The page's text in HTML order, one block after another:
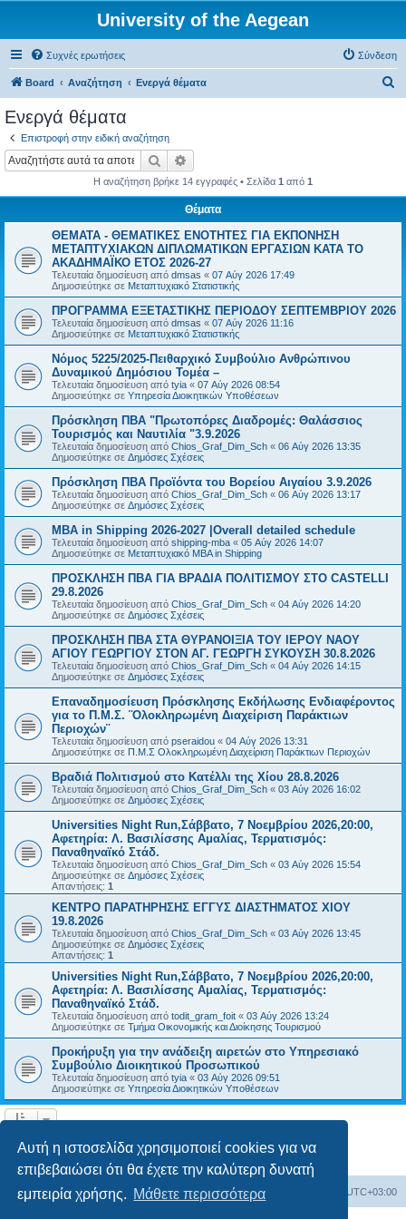
Αυτή η ιστοσελίδα χρησιμοποιεί cookies για να
επιβεβαιώσει ότι θα έχετε την καλύτερη δυνατή
εμπειρία χρήσης. Μάθετε περισσότερα
University of the Aegean
Συχνές ερωτήσεις Σύνδεση
Board Αναζήτηση Ενεργά θέματα
Ενεργά θέματα
Επιστροφή στην ειδική αναζήτηση
Αναζήτηση
Η αναζήτηση βρήκε 14 εγγραφές • Σελίδα 1 από 1
Θέματα
ΘΕΜΑΤΑ - ΘΕΜΑΤΙΚΕΣ ΕΝΟΤΗΤΕΣ ΓΙΑ ΕΚΠΟΝΗΣΗ
ΜΕΤΑΠΤΥΧΙΑΚΩΝ ΔΙΠΛΩΜΑΤΙΚΩΝ ΕΡΓΑΣΙΩΝ ΚΑΤΑ ΤΟ
ΑΚΑΔΗΜΑΪΚΟ ΕΤΟΣ 2026-27
Τελευταία δημοσίευση από dmsas « 07 Αύγ 2026 17:49
Δημοσιεύτηκε σε Μεταπτυχιακό Στατιστικής
ΠΡΟΓΡΑΜΜΑ ΕΞΕΤΑΣΤΙΚΗΣ ΠΕΡΙΟΔΟΥ ΣΕΠΤΕΜΒΡΙΟΥ 2026
Τελευταία δημοσίευση από dmsas « 07 Αύγ 2026 11:16
Δημοσιεύτηκε σε Μεταπτυχιακό Στατιστικής
Νόμος 5225/2025-Πειθαρχικό Συμβούλιο Ανθρώπινου
Δυναμικού Δημόσιου Τομέα –
Τελευταία δημοσίευση από tyia « 07 Αύγ 2026 08:54
Δημοσιεύτηκε σε Υπηρεσία Διοικητικών Υποθέσεων
Πρόσκληση ΠΒΑ "Πρωτοπόρες Διαδρομές: Θαλάσσιος
Τουρισμός και Ναυτιλία "3.9.2026
Τελευταία δημοσίευση από Chios_Graf_Dim_Sch « 06 Αύγ 2026 13:35
Δημοσιεύτηκε σε Δημόσιες Σχέσεις
Πρόσκληση ΠΒΑ Προϊόντα του Βορείου Αιγαίου 3.9.2026
Τελευταία δημοσίευση από Chios_Graf_Dim_Sch « 06 Αύγ 2026 13:17
Δημοσιεύτηκε σε Δημόσιες Σχέσεις
MBA in Shipping 2026-2027 |Overall detailed schedule
Τελευταία δημοσίευση από shipping-mba « 05 Αύγ 2026 14:07
Δημοσιεύτηκε σε Μεταπτυχιακό MBA in Shipping
ΠΡΟΣΚΛΗΣΗ ΠΒΑ ΓΙΑ ΒΡΑΔΙΑ ΠΟΛΙΤΙΣΜΟΥ ΣΤΟ CASTELLI
29.8.2026
Τελευταία δημοσίευση από Chios_Graf_Dim_Sch « 04 Αύγ 2026 14:20
Δημοσιεύτηκε σε Δημόσιες Σχέσεις
ΠΡΟΣΚΛΗΣΗ ΠΒΑ ΣΤΑ ΘΥΡΑΝΟΙΞΙΑ ΤΟΥ ΙΕΡΟΥ ΝΑΟΥ
ΑΓΙΟΥ ΓΕΩΡΓΙΟΥ ΣΤΟΝ ΑΓ. ΓΕΩΡΓΗ ΣΥΚΟΥΣΗ 30.8.2026
Τελευταία δημοσίευση από Chios_Graf_Dim_Sch « 04 Αύγ 2026 14:15
Δημοσιεύτηκε σε Δημόσιες Σχέσεις
Επαναδημοσίευση Πρόσκλησης Εκδήλωσης Ενδιαφέροντος
για το Π.Μ.Σ. ¨Ολοκληρωμένη Διαχείριση Παράκτιων
Περιοχών¨
Τελευταία δημοσίευση από pseraidou « 04 Αύγ 2026 13:31
Δημοσιεύτηκε σε Π.Μ.Σ Ολοκληρωμένη Διαχείριση Παράκτιων Περιοχών
Βραδιά Πολιτισμού στο Κατέλλι της Χίου 28.8.2026
Τελευταία δημοσίευση από Chios_Graf_Dim_Sch « 03 Αύγ 2026 16:02
Δημοσιεύτηκε σε Δημόσιες Σχέσεις
Universities Night Run,Σάββατο, 7 Νοεμβρίου 2026,20:00,
Αφετηρία: Λ. Βασιλίσσης Αμαλίας, Τερματισμός:
Παναθηναϊκό Στάδ.
Τελευταία δημοσίευση από Chios_Graf_Dim_Sch « 03 Αύγ 2026 15:54
Δημοσιεύτηκε σε Δημόσιες Σχέσεις
Απαντήσεις: 1
ΚΕΝΤΡΟ ΠΑΡΑΤΗΡΗΣΗΣ ΕΓΓΥΣ ΔΙΑΣΤΗΜΑΤΟΣ ΧΙΟΥ
19.8.2026
Τελευταία δημοσίευση από Chios_Graf_Dim_Sch « 03 Αύγ 2026 13:45
Δημοσιεύτηκε σε Δημόσιες Σχέσεις
Απαντήσεις: 1
Universities Night Run,Σάββατο, 7 Νοεμβρίου 2026,20:00,
Αφετηρία: Λ. Βασιλίσσης Αμαλίας, Τερματισμός:
Παναθηναϊκό Στάδ.
Τελευταία δημοσίευση από todit_gram_foit « 03 Αύγ 2026 13:24
Δημοσιεύτηκε σε Τμήμα Οικονομικής και Διοίκησης Τουρισμού
Προκήρυξη για την ανάδειξη αιρετών στο Υπηρεσιακό
Συμβούλιο Διοικητικού Προσωπικού
Τελευταία δημοσίευση από tyia « 03 Αύγ 2026 09:51
Δημοσιεύτηκε σε Υπηρεσία Διοικητικών Υποθέσεων
Board Όλοι οι χρόνοι είναι UTC+03:00
Διαγραφή cookies